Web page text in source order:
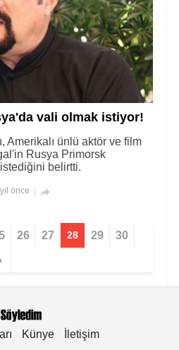
vali olmak istiyor!
Amerikalı ünlü aktör ve film
Rusya Primorsk
belirtti.
önce 
26 27 28 29 30
Künye İletişim